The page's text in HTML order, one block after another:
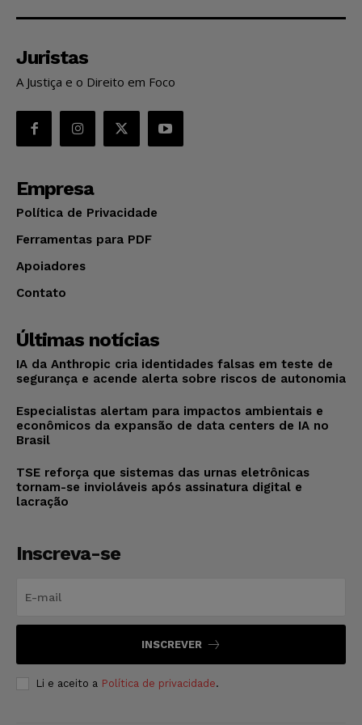
Juristas
A Justiça e o Direito em Foco
Empresa
Política de Privacidade
Ferramentas para PDF
Apoiadores
Contato
Últimas notícias
IA da Anthropic cria identidades falsas em teste de
segurança e acende alerta sobre riscos de autonomia
Especialistas alertam para impactos ambientais e
econômicos da expansão de data centers de IA no
Brasil
TSE reforça que sistemas das urnas eletrônicas
tornam-se invioláveis após assinatura digital e
lacração
Inscreva-se
INSCREVER
Li e aceito a Política de privacidade.